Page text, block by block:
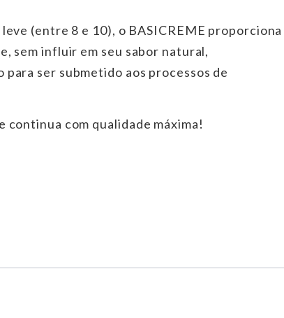
(entre 8 e 10), o BASICREME proporciona
sem influir em seu sabor natural,
ser submetido aos processos de
continua com qualidade máxima!
Químicos
Químicos
Produtos Químicos